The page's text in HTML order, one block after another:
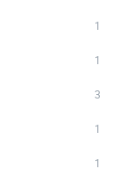
1
1
3
1
1